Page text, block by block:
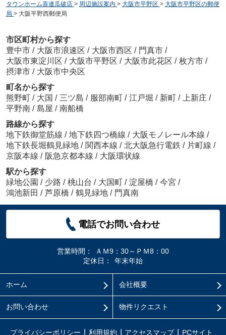
タウンホーム喜連瓜破店 > 周辺施設案内 > 大阪市平野区 > 大阪市平野区の郵便
局 > 大阪平野西郵便局
市区町村から探す
豊中市 / 大阪市浪速区 / 大阪市西区 / 門真市 /
大阪市東淀川区 / 大阪市平野区 / 大阪市此花区 / 枚方市 /
摂津市 / 大阪市中央区
町名から探す
熊野町 / 大国 / 三ツ島 / 服部南町 / 江戸堀 / 新町 / 上新庄 /
平野南 / 島屋 / 南船橋
路線から探す
地下鉄御堂筋線 / 地下鉄四つ橋線 / 大阪モノレール本線 /
地下鉄長堀鶴見緑地 / 関西本線 / 北大阪急行電鉄 / 片町線 /
京阪本線 / 阪急京都本線 / 大阪環状線
駅から探す
緑地公園 / 少路 / 桃山台 / 大国町 / 淀屋橋 / 今宮 /
鴻池新田 / 芦原橋 / 鶴見緑地 / 門真南
電話でお問い合わせ
営業時間：
ＡＭ9：30～ＰＭ8：00
定休日：
年末年始
ホーム 会社概要
お問い合わせ 物件リクエスト
プライバシーポリシー 利用規約 アクセスマップ PCサイト